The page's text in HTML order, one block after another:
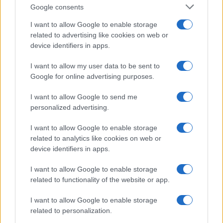
Google consents
I want to allow Google to enable storage
related to advertising like cookies on web or
device identifiers in apps.
I want to allow my user data to be sent to
Google for online advertising purposes.
I want to allow Google to send me
personalized advertising.
I want to allow Google to enable storage
related to analytics like cookies on web or
device identifiers in apps.
I want to allow Google to enable storage
related to functionality of the website or app.
I want to allow Google to enable storage
related to personalization.
képviselőtestület 2011 tavaszán egyhangú szavazással
erősítette meg igazgatói tisztségében, majd 2015-ben
újabb négy évre kapott megbízást. A színház vezetéséről
2021-ben köszönt le, tavaly Szolnok díszpolgára lett. 2013-
ban Eszenyi Enikő mellett megpályázta a Vígszínház
igazgatói székét, de tekintettel az őt ért támadásokra, a
politikai csatározásokat elkerülendő, visszalépett. 2022
novemberében az ő rendezésében mutatták be
című vígjátékát.
A szolnoki Szigligeti Színházat sikerült széles skálájú,
színvonalas és a nézők által szeretett repertoárszínházzá
alakítania. Az előadások szinte kivétel nélkül telt házzal
Shakespeare és Dürrenmatt drámái is műsoron szerepeltek.